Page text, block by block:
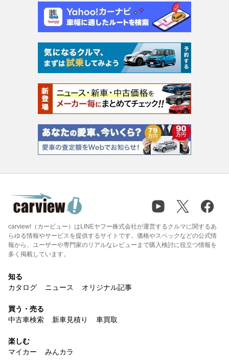
carview!（カービュー）はLINEヤフー株式会社が運営するクルマに関するあ
らゆる情報やサービスを提供するサイトです。価格やスペックなどの公式情
報から、ユーザーや専門家のリアルなレビューまで購入検討に役立つ情報を
多く掲載しています。
知る
カタログ
ニュース オリジナル記事
買う・売る
中古車検索
新車見積り 車買取
楽しむ
マイカー
みんカラ